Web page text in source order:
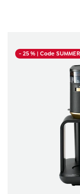
- 25 %| Code SUMMER